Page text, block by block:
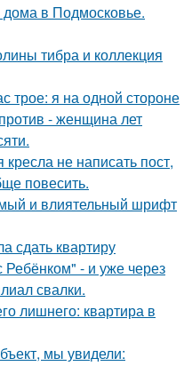
в Подмосковье.
тибра и коллекция
трое: я на одной стороне
- женщина лет
не написать пост,
повесить.
и влиятельный шрифт
сдать квартиру
- и уже через
свалки.
лишнего: квартира в
мы увидели: